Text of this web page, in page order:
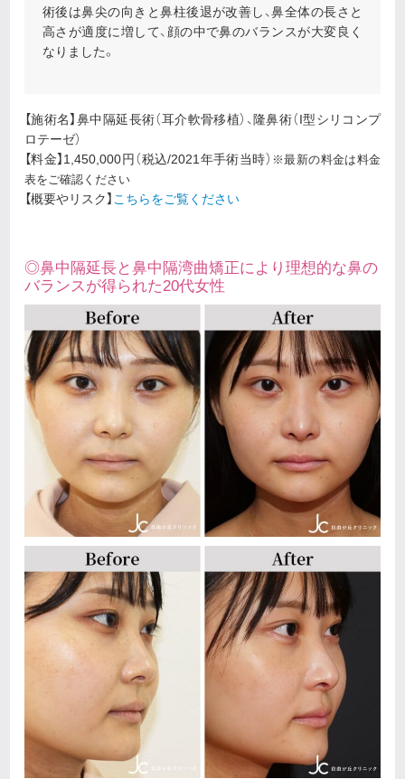
術後は鼻尖の向きと鼻柱後退が改善し、鼻全体の長さと
高さが適度に増して、顔の中で鼻のバランスが大変良く
なりました。
【施術名】鼻中隔延長術（耳介軟骨移植）、隆鼻術（I型シリコンプ
ロテーゼ）
【料金】1,450,000円（税込/2021年手術当時） ※最新の料金は料金
表をご確認ください
【概要やリスク】こちらをご覧ください
◎鼻中隔延長と鼻中隔湾曲矯正により理想的な鼻の
バランスが得られた20代女性